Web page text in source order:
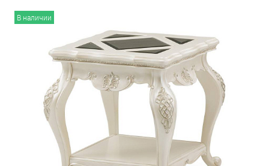
В наличии